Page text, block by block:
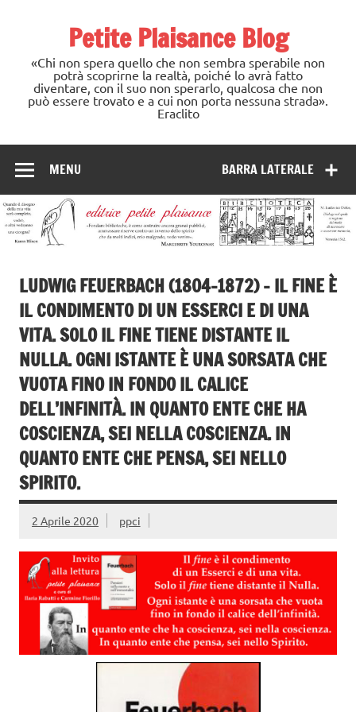
Petite Plaisance Blog
«Chi non spera quello che non sembra sperabile non
potrà scoprirne la realtà, poiché lo avrà fatto
diventare, con il suo non sperarlo, qualcosa che non
può essere trovato e a cui non porta nessuna strada».
Eraclito
BARRA LATERALE
MENU
LUDWIG FEUERBACH (1804-1872) – IL FINE È
IL CONDIMENTO DI UN ESSERCI E DI UNA
VITA. SOLO IL FINE TIENE DISTANTE IL
NULLA. OGNI ISTANTE È UNA SORSATA CHE
VUOTA FINO IN FONDO IL CALICE
DELL’INFINITÀ. IN QUANTO ENTE CHE HA
COSCIENZA, SEI NELLA COSCIENZA. IN
QUANTO ENTE CHE PENSA, SEI NELLO
SPIRITO.
2 Aprile 2020 ppci